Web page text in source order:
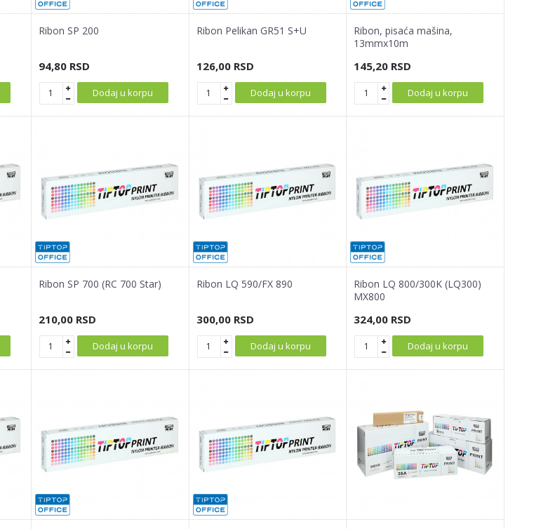
Ribon SP 200
94,80 RSD
Dodaj u korpu
Ribon Pelikan GR51 S+U
126,00 RSD
Dodaj u korpu
Ribon, pisaća mašina,
13mmx10m
145,20 RSD
Dodaj u korpu
Ribon SP 700 (RC 700 Star)
210,00 RSD
Dodaj u korpu
Ribon LQ 590/FX 890
300,00 RSD
Dodaj u korpu
Ribon LQ 800/300K (LQ300)
MX800
324,00 RSD
Dodaj u korpu